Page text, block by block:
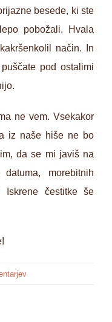
besede, ki ste
pobožali. Hvala
način. In
pod ostalimi
ne vem. Vsekakor
iz naše hiše ne bo
da se mi javiš na
morebitnih
čestitke še